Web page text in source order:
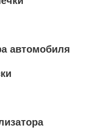
автомобиля